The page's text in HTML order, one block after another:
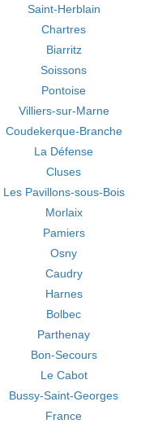
Saint-Herblain
Chartres
Biarritz
Soissons
Pontoise
Villiers-sur-Marne
Coudekerque-Branche
La Défense
Cluses
Les Pavillons-sous-Bois
Morlaix
Pamiers
Osny
Caudry
Harnes
Bolbec
Parthenay
Bon-Secours
Le Cabot
Bussy-Saint-Georges
France